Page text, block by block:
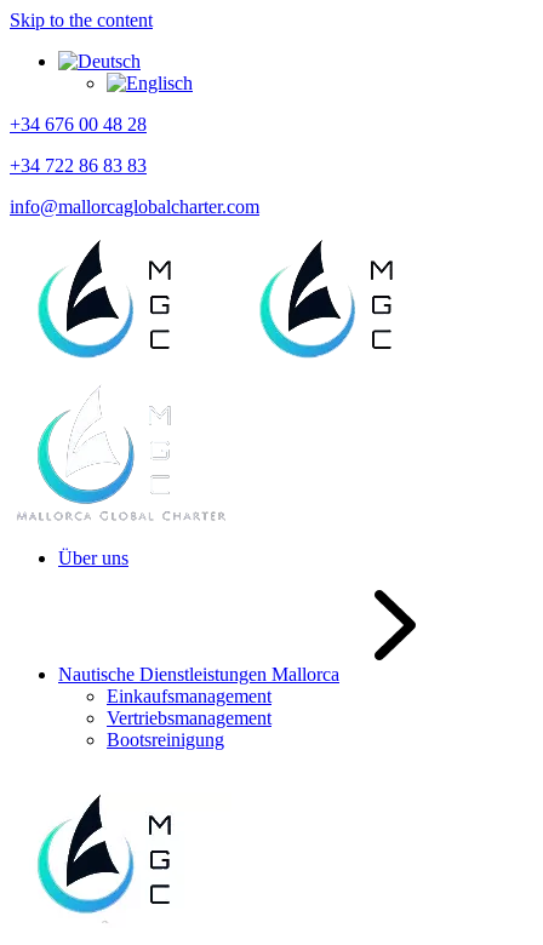
Skip to the content
+34 676 00 48 28
+34 722 86 83 83
info@mallorcaglobalcharter.com
Über uns
Nautische Dienstleistungen Mallorca
Einkaufsmanagement
Vertriebsmanagement
Bootsreinigung